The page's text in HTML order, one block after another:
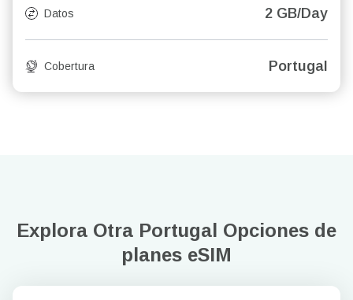
Datos 2 GB/Day
Cobertura Portugal
Explora Otra Portugal Opciones de
planes eSIM